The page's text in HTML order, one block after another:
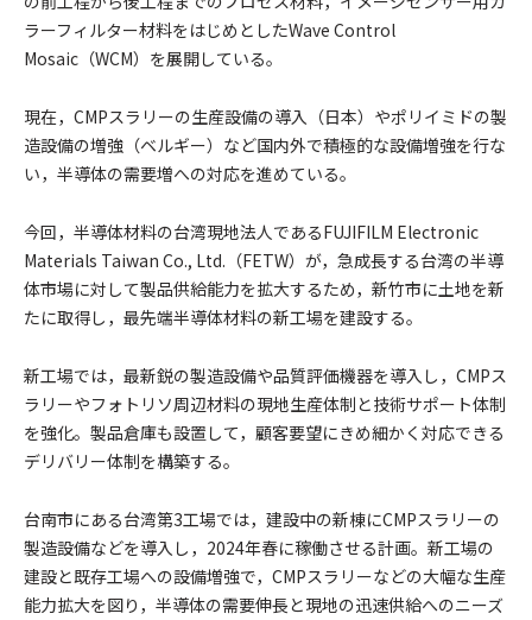
ラーフィルター材料をはじめとしたWave Control
Mosaic（WCM）を展開している。
現在，CMPスラリーの生産設備の導入（日本）やポリイミドの製
造設備の増強（ベルギー）など国内外で積極的な設備増強を行な
い，半導体の需要増への対応を進めている。
今回，半導体材料の台湾現地法人であるFUJIFILM Electronic
Materials Taiwan Co., Ltd.（FETW）が，急成長する台湾の半導
体市場に対して製品供給能力を拡大するため，新竹市に土地を新
たに取得し，最先端半導体材料の新工場を建設する。
新工場では，最新鋭の製造設備や品質評価機器を導入し，CMPス
ラリーやフォトリソ周辺材料の現地生産体制と技術サポート体制
を強化。製品倉庫も設置して，顧客要望にきめ細かく対応できる
デリバリー体制を構築する。
台南市にある台湾第3工場では，建設中の新棟にCMPスラリーの
製造設備などを導入し，2024年春に稼働させる計画。新工場の
建設と既存工場への設備増強で，CMPスラリーなどの大幅な生産
能力拡大を図り，半導体の需要伸長と現地の迅速供給へのニーズ